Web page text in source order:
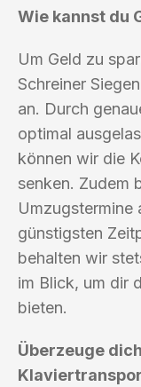
Wie kannst du
Um Geld zu
Schreiner
an. Durch
optimal
können wir die
senken. Zudem
Umzugstermine
günstigsten
behalten wir
im Blick, um dir
bieten.
Überzeuge